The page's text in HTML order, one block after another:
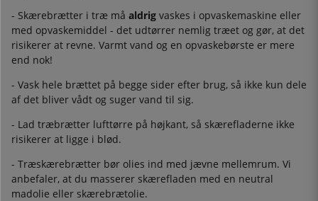
- Skærebrætter i træ må aldrig vaskes i opvaskemaskine eller
med opvaskemiddel - det udtørrer nemlig træet og gør, at det
risikerer at revne. Varmt vand og en opvaskebørste er mere
end nok!
- Vask hele brættet på begge sider efter brug, så ikke kun dele
af det bliver vådt og suger vand til sig.
- Lad træbrætter lufttørre på højkant, så skærefladerne ikke
risikerer at ligge i blød.
- Træskærebrætter bør olies ind med jævne mellemrum. Vi
anbefaler, at du masserer skærefladen med en neutral
madolie eller skærebrætolie.